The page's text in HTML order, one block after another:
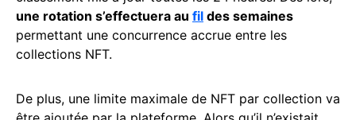
une rotation s’effectuera au fil des semaines
permettant une concurrence accrue entre les
collections NFT.
De plus, une limite maximale de NFT par collection va